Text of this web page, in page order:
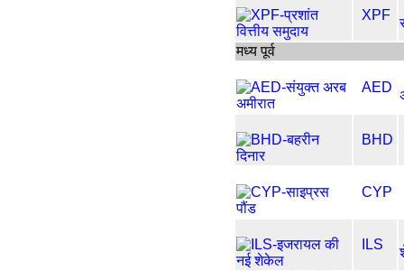
XPF
मध्य पूर्व
AED
BHD
CYP
ILS